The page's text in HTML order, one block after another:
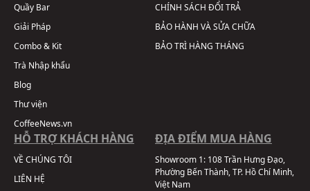
Quầy Bar
Giải Pháp
Combo & Kit
Trà Nhập khẩu
Blog
Thư viện
CoffeeNews.vn
CHÍNH SÁCH ĐỔI TRẢ
BẢO HÀNH VÀ SỬA CHỮA
BẢO TRÌ HÀNG THÁNG
HỖ TRỢ KHÁCH HÀNG
VỀ CHÚNG TÔI
LIÊN HỆ
ĐỊA ĐIỂM MUA HÀNG
Showroom 1: 108 Trần Hưng Đạo,
Phường Bến Thành, TP. Hồ Chí Minh,
Việt Nam